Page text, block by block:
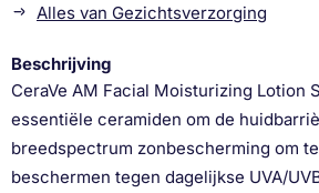
Alles van Gezichtsverzorging
Beschrijving
CeraVe AM Facial Moisturizing Lotion
essentiële ceramiden om de
breedspectrum zonbescherming om
beschermen tegen dagelijkse UVA/